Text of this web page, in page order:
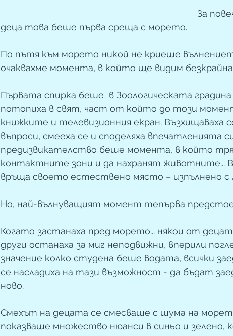
За
деца това беше първа среща с морето.
По пътя към морето никой не криеше
очаквахме момента, в който ще видим
Първата спирка беше  в Зоологическата
потопиха в свят, част от който до този
книжките и телевизионния екран. Възхищаваха
въпроси, смееха се и споделяха впечатленията
предизвикателство беше момента, в който
контактните зони и да нахранят животните...
връща своето естествено място – изпълнено
Но, най-вълнуващият момент тепърва
Когато застанаха пред морето... някои от
други останаха за миг неподвижни, вперили
значение колко студена беше водата, всички
се насладиха на тази възможност - да бъдат
ново.
Смехът на децата се смесваше с шума на
показваше множество нюанси в синьо и зелено,